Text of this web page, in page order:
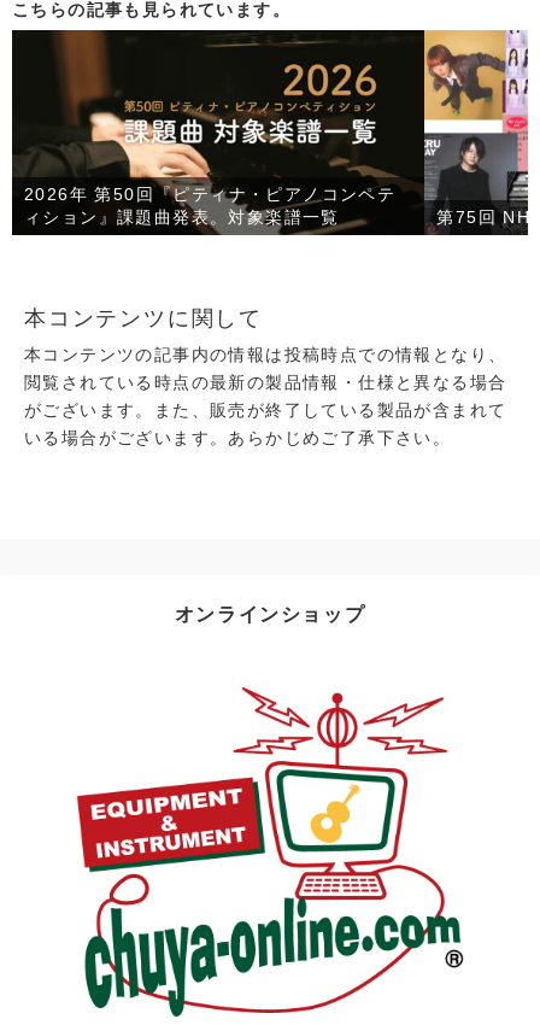
こちらの記事も見られています。
2026年 第50回『ピティナ・ピアノコンペテ
ィション』課題曲発表。対象楽譜一覧
第75回
本コンテンツに関して
本コンテンツの記事内の情報は投稿時点での情報となり、
閲覧されている時点の最新の製品情報・仕様と異なる場合
がございます。また、販売が終了している製品が含まれて
いる場合がございます。あらかじめご了承下さい。
オンラインショップ